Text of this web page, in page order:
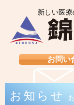
新しい医
お問い
お知らせ-